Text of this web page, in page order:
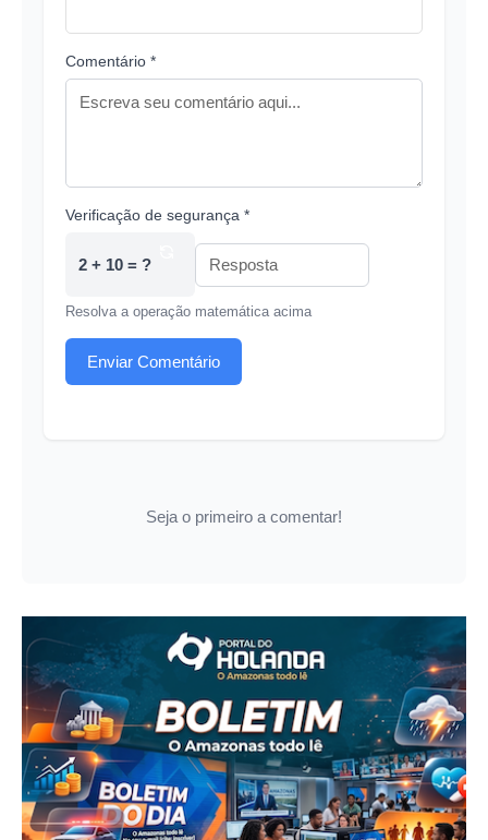
Comentário *
Verificação de segurança *
2 + 10 = ?
Resolva a operação matemática acima
Enviar Comentário
Seja o primeiro a comentar!